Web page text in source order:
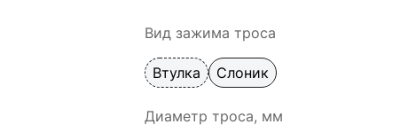
Вид зажима троса
Втулка Слоник
Диаметр троса, мм